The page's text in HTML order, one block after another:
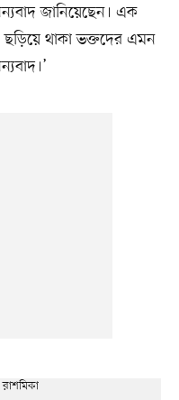
জানিয়েছেন। এক
ছড়িয়ে থাকা ভক্তদের এমন